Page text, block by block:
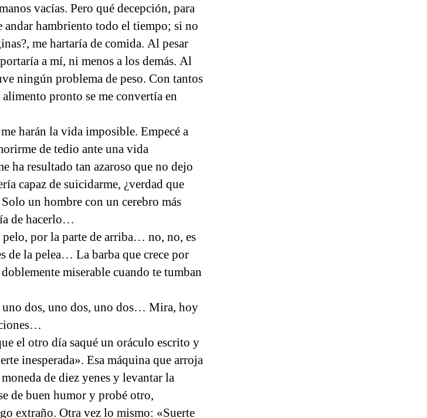
vacías. Pero qué decepción, para
andar hambriento todo el tiempo; si no
me hartaría de comida. Al pesar
a mí, ni menos a los demás. Al
ningún problema de peso. Con tantos
pronto se me convertía en
harán la vida imposible. Empecé a
de tedio ante una vida
ha resultado tan azaroso que no dejo
capaz de suicidarme, ¿verdad que
un hombre con un cerebro más
de hacerlo…
por la parte de arriba… no, no, es
de la pelea… La barba que crece por
miserable cuando te tumban
uno dos, uno dos, uno dos… Mira, hoy
el otro día saqué un oráculo escrito y
inesperada». Esa máquina que arroja
de diez yenes y levantar la
de buen humor y probé otro,
extraño. Otra vez lo mismo: «Suerte